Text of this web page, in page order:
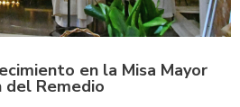
en la Misa Mayor
del Remedio